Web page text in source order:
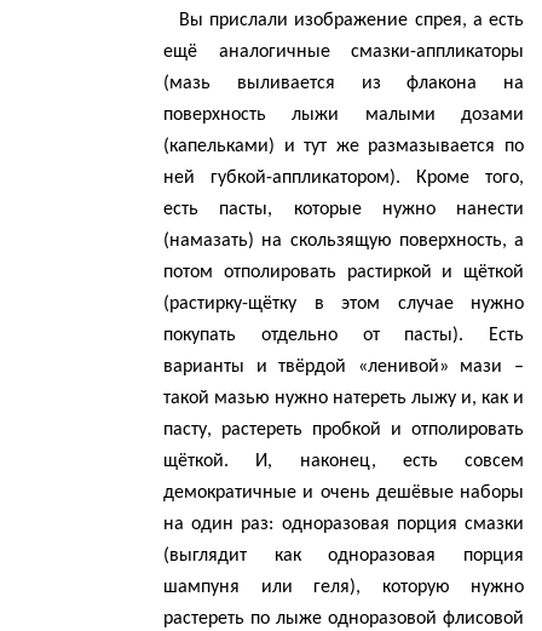
Вы прислали изображение спрея, а есть
ещё аналогичные смазки-аппликаторы
(мазь выливается из флакона на
поверхность лыжи малыми дозами
(капельками) и тут же размазывается по
ней губкой-аппликатором). Кроме того,
есть пасты, которые нужно нанести
(намазать) на скользящую поверхность, а
потом отполировать растиркой и щёткой
(растирку-щётку в этом случае нужно
покупать отдельно от пасты). Есть
варианты и твёрдой «ленивой» мази –
такой мазью нужно натереть лыжу и, как и
пасту, растереть пробкой и отполировать
щёткой. И, наконец, есть совсем
демократичные и очень дешёвые наборы
на один раз: одноразовая порция смазки
(выглядит как одноразовая порция
шампуня или геля), которую нужно
растереть по лыже одноразовой флисовой